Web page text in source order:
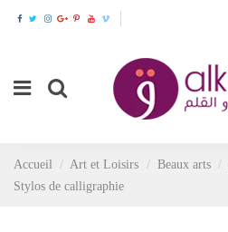
Accueil Art et Loisirs Beaux arts
Stylos de calligraphie